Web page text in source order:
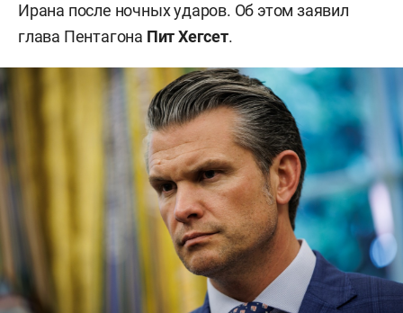
Ирана после ночных ударов. Об этом заявил
глава Пентагона Пит Хегсет.